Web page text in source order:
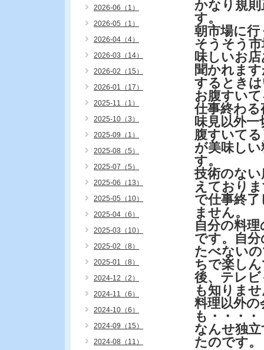
かなり規
す。
朝市場に
そうそう
味しいお
聞かれま
するとき
お腹すい
仕事終わ
味見以外
腹すいて
が美味し
す。
技術のな
えており
で仕事終
ません。
自分の料
です。自
たべない
ちで楽し
後、テレ
も知りま
料理以外
も・・・・
なんせ独
たのです。
2026-06（1）
2026-05（1）
2026-04（4）
2026-03（14）
2026-02（15）
2026-01（17）
2025-11（1）
2025-10（3）
2025-09（1）
2025-08（5）
2025-07（5）
2025-06（13）
2025-05（10）
2025-04（6）
2025-03（10）
2025-02（8）
2025-01（8）
2024-12（2）
2024-11（6）
2024-10（6）
2024-09（15）
2024-08（11）